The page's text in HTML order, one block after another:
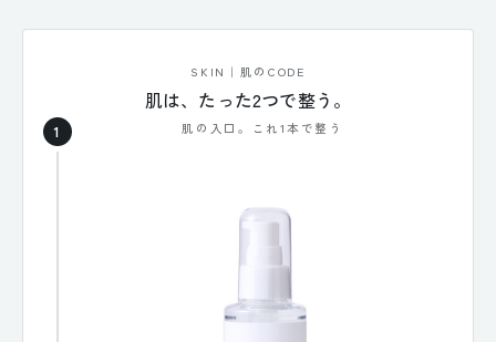
SKIN｜肌のCODE
肌は、たった2つで整う。
1 肌の入口。これ1本で整う